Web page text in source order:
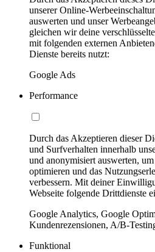
unserer Online-
auswerten und unser
gleichen wir deine
mit folgenden externen
Dienste bereits nutzt:
Google Ads
Performance
Durch das Akzeptieren dieser
und Surfverhalten innerhalb
und anonymisiert auswerten,
optimieren und das
verbessern. Mit deiner
Webseite folgende Drittdienste
Google Analytics, Google
Kundenrezensionen, A/B-
Funktional